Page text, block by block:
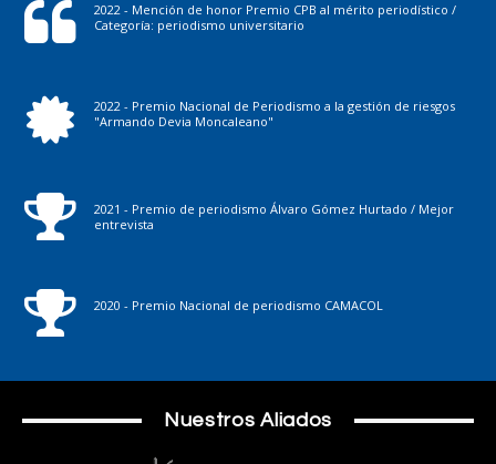
2022 - Mención de honor Premio CPB al mérito periodístico /
Categoría: periodismo universitario
2022 - Premio Nacional de Periodismo a la gestión de riesgos
"Armando Devia Moncaleano"
2021 - Premio de periodismo Álvaro Gómez Hurtado / Mejor
entrevista
2020 - Premio Nacional de periodismo CAMACOL
Nuestros Aliados